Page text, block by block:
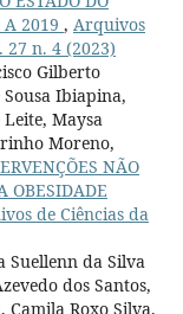
A 2019 , Arquivos
27 n. 4 (2023)
Gilberto
Ibiapina,
Maysa
Moreno,
NÃO
OBESIDADE
de Ciências da
Suellenn da Silva
dos Santos,
Camila Roxo Silva,